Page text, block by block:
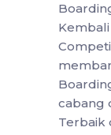
cabang
Terbaik